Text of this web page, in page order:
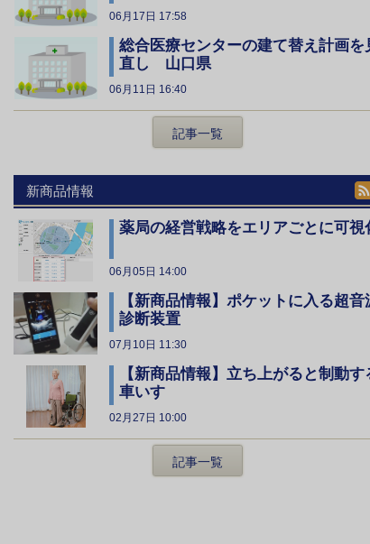
06月17日 17:58
総合医療センターの建て替え計画を
直し 山口県
06月11日 16:40
記事一覧
新商品情報
薬局の経営戦略をエリアごとに可視
06月05日 14:00
【新商品情報】ポケットに入る超音
診断装置
07月10日 11:30
【新商品情報】立ち上がると制動す
車いす
02月27日 10:00
記事一覧